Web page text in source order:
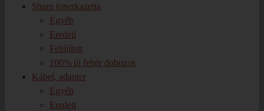
Sharp tonerkazetta
Egyéb
Eredeti
Felújított
100% új fehér dobozos
Kábel, adapter
Egyéb
Eredeti